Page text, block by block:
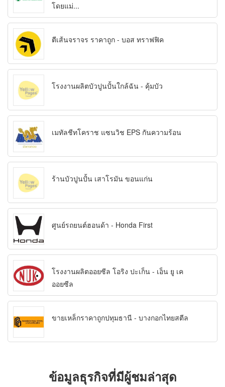
โดยแม่...
ตีเส้นจราจร ราคาถูก - บอส ทราฟฟิค
โรงงานผลิตบัวปูนปั้นใกล้ฉัน - คุ้มบัว
เมทัลชีทโคราช แซนวิช EPS กันความร้อน
ร้านบัวปูนปั้น เสาโรมัน ขอนแก่น
ศูนย์รถยนต์ฮอนด้า - Honda First
โรงงานผลิตออยซีล โอริง ปะเก็น - เอ็น ยู เค
ออยซีล
ขายเหล็กราคาถูกปทุมธานี - บางกอกไทยสตีล
ข้อมูลธุรกิจที่มีผู้ชมล่าสุด